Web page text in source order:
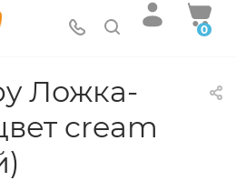
0
Ложка-
cream